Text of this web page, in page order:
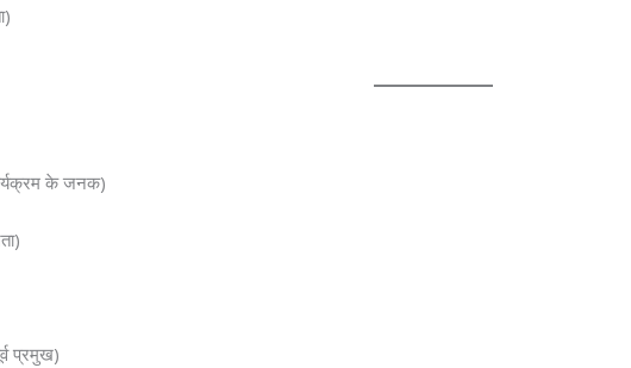
के जनक)
प्रमुख)